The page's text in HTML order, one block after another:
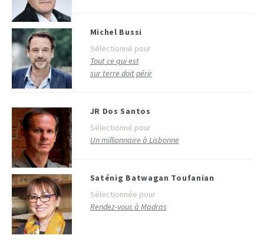
Michel Bussi
Sélectionné pour
Tout ce qui est
sur terre doit périr
JR Dos Santos
Sélectionné pour
Un millionnaire à Lisbonne
Saténig Batwagan Toufanian
Sélectionnée pour
Rendez-vous à Madras